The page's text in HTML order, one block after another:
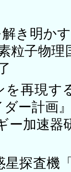
解き明か
粒子物
を再現す
ダー計画
ー加速器
星探査機